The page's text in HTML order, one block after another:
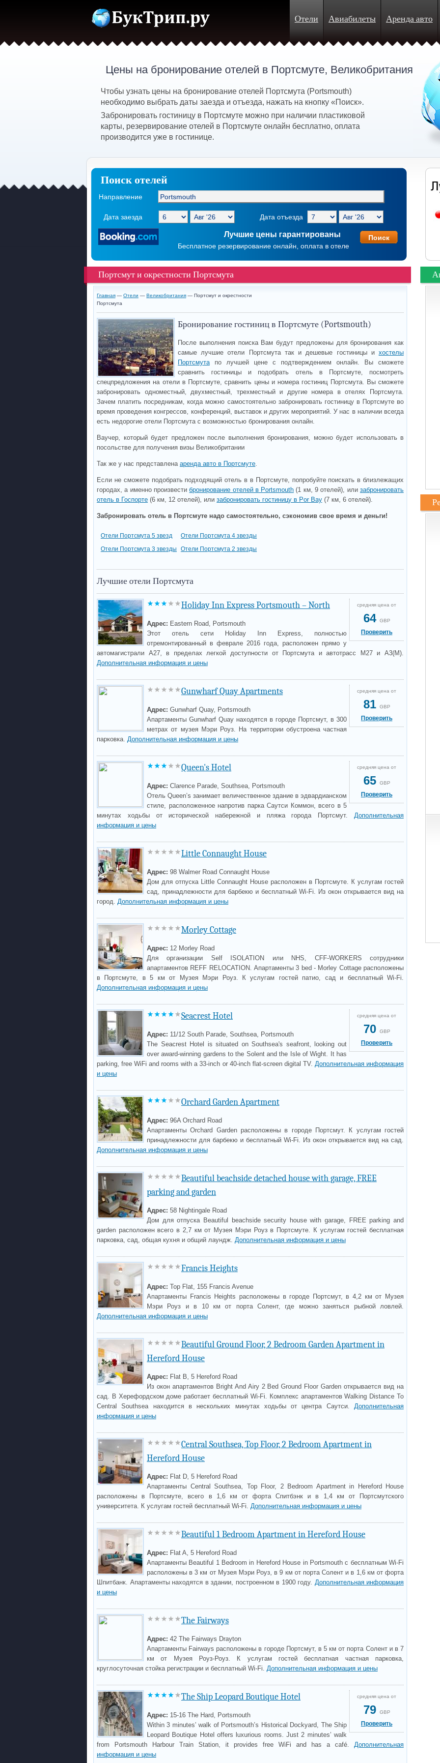
Отели Авиабилеты Аренда авто
Цены на бронирование отелей в Портсмуте, Великобритания
Чтобы узнать цены на бронирование отелей Портсмута (Portsmouth)
необходимо выбрать даты заезда и отъезда, нажать на кнопку «Поиск».
Забронировать гостиницу в Портсмуте можно при наличии пластиковой
карты, резервирование отелей в Портсмуте онлайн бесплатно, оплата
производится уже в гостинице.
Поиск отелей
Направление
Дата заезда Дата отъезда
Лучшие цены гарантированы
Бесплатное резервирование онлайн, оплата в отеле
Портсмут и окрестности Портсмута
Главная — Отели — Великобритания — Портсмут и окрестности
Портсмута
Бронирование гостиниц в Портсмуте (Portsmouth)
После выполнения поиска Вам будут предложены для бронирования как
самые лучшие отели Портсмута так и дешевые гостиницы и хостелы
Портсмутапо лучшей цене с подтверждением онлайн. Вы сможете
сравнить гостиницы и подобрать отель в Портсмуте, посмотреть
спецпредложения на отели в Портсмуте, сравнить цены и номера гостиниц Портсмута. Вы сможете
забронировать одноместный, двухместный, трехместный и другие номера в отелях Портсмута.
Зачем платить посредникам, когда можно самостоятельно забронировать гостиницу в Портсмуте во
время проведения конгрессов, конференций, выставок и других мероприятий. У нас в наличии всегда
есть недорогие отели Портсмута с возможностью бронирования онлайн.
Ваучер, который будет предложен после выполнения бронирования, можно будет использовать в
посольстве для получения визы Великобритании
Так же у нас представлена аренда авто в Портсмуте.
Если не сможете подобрать подходящий отель в в Портсмуте, попробуйте поискать в близлежащих
городах, а именно произвестибронирование отелей в Portsmouth (1 км, 9 отелей), илизабронировать
отель в Госпорте (6 км, 12 отелей), или забронировать гостиницу в Por Bay (7 км, 6 отелей).
Забронировать отель в Портсмуте надо самостоятельно, сэкономив свое время и деньги!
Отели Портсмута 5 звезд
Отели Портсмута 4 звезды
Отели Портсмута 3 звезды
Отели Портсмута 2 звезды
Лучшие отели Портсмута
средняя цена от
64 GBP
Проверить
Holiday Inn Express Portsmouth – North
Адрес: Eastern Road, Portsmouth
Этот отель сети Holiday Inn Express, полностью
отремонтированный в феврале 2016 года, расположен прямо у
автомагистрали A27, в пределах легкой доступности от Портсмута и автотрасс M27 и A3(M).
Дополнительная информация и цены
средняя цена от
81 GBP
Проверить
Gunwharf Quay Apartments
Адрес: Gunwharf Quay, Portsmouth
Апартаменты Gunwharf Quay находятся в городе Портсмут, в 300
метрах от музея Мэри Роуз. На территории обустроена частная
парковка. Дополнительная информация и цены
средняя цена от
65 GBP
Проверить
Queen's Hotel
Адрес: Clarence Parade, Southsea, Portsmouth
Отель Queen’s занимает величественное здание в эдвардианском
стиле, расположенное напротив парка Саутси Коммон, всего в 5
минутах ходьбы от исторической набережной и пляжа города Портсмут. Дополнительная
информация и цены
Little Connaught House
Адрес: 98 Walmer Road Connaught House
Дом для отпуска Little Connaught House расположен в Портсмуте. К услугам гостей
сад, принадлежности для барбекю и бесплатный Wi-Fi. Из окон открывается вид на
город. Дополнительная информация и цены
Morley Cottage
Адрес: 12 Morley Road
Для организации Self ISOLATION или NHS, CFF-WORKERS сотрудники
апартаментов REFF RELOCATION. Апартаменты 3 bed - Morley Cottage расположены
в Портсмуте, в 5 км от Музея Мэри Роуз. К услугам гостей патио, сад и бесплатный Wi-Fi.
Дополнительная информация и цены
средняя цена от
70 GBP
Проверить
Seacrest Hotel
Адрес: 11/12 South Parade, Southsea, Portsmouth
The Seacrest Hotel is situated on Southsea's seafront, looking out
over award-winning gardens to the Solent and the Isle of Wight. It has
parking, free WiFi and rooms with a 33-inch or 40-inch flat-screen digital TV. Дополнительная информация
и цены
Orchard Garden Apartment
Адрес: 96A Orchard Road
Апартаменты Orchard Garden расположены в городе Портсмут. К услугам гостей
принадлежности для барбекю и бесплатный Wi-Fi. Из окон открывается вид на сад.
Дополнительная информация и цены
Beautiful beachside detached house with garage, FREE
parking and garden
Адрес: 58 Nightingale Road
Дом для отпуска Beautiful beachside security house with garage, FREE parking and
garden расположен всего в 2,7 км от Музея Мэри Роуз в Портсмуте. К услугам гостей бесплатная
парковка, сад, общая кухня и общий лаундж. Дополнительная информация и цены
Francis Heights
Адрес: Top Flat, 155 Francis Avenue
Апартаменты Francis Heights расположены в городе Портсмут, в 4,2 км от Музея
Мэри Роуз и в 10 км от порта Солент, где можно заняться рыбной ловлей.
Дополнительная информация и цены
Beautiful Ground Floor, 2 Bedroom Garden Apartment in
Hereford House
Адрес: Flat B, 5 Hereford Road
Из окон апартаментов Bright And Airy 2 Bed Ground Floor Garden открывается вид на
сад. В Херефордском доме работает бесплатный Wi-Fi. Комплекс апартаментов Walking Distance To
Central Southsea находится в нескольких минутах ходьбы от центра Саутси. Дополнительная
информация и цены
Central Southsea, Top Floor, 2 Bedroom Apartment in
Hereford House
Адрес: Flat D, 5 Hereford Road
Апартаменты Central Southsea, Top Floor, 2 Bedroom Apartment in Hereford House
расположены в Портсмуте, всего в 1,6 км от форта Спитбэнк и в 1,4 км от Портсмутского
университета. К услугам гостей бесплатный Wi-Fi. Дополнительная информация и цены
Beautiful 1 Bedroom Apartment in Hereford House
Адрес: Flat A, 5 Hereford Road
Апартаменты Beautiful 1 Bedroom in Hereford House in Portsmouth с бесплатным Wi-Fi
расположены в 3 км от Музея Мэри Роуз, в 9 км от порта Солент и в 1,6 км от форта
Шпитбанк. Апартаменты находятся в здании, построенном в 1900 году. Дополнительная информация
и цены
The Fairways
Адрес: 42 The Fairways Drayton
Апартаменты Fairways расположены в городе Портсмут, в 5 км от порта Солент и в 7
км от Музея Роуз-Роуз. К услугам гостей бесплатная частная парковка,
круглосуточная стойка регистрации и бесплатный Wi-Fi. Дополнительная информация и цены
средняя цена от
79 GBP
Проверить
The Ship Leopard Boutique Hotel
Адрес: 15-16 The Hard, Portsmouth
Within 3 minutes’ walk of Portsmouth’s Historical Dockyard, The Ship
Leopard Boutique Hotel offers luxurious rooms. Just 2 minutes’ walk
from Portsmouth Harbour Train Station, it provides free WiFi and has a café. Дополнительная
информация и цены